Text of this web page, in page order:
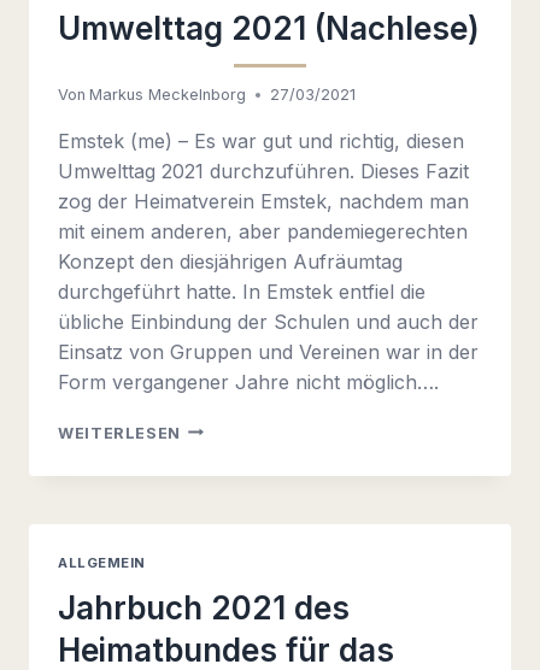
Umwelttag 2021 (Nachlese)
Von Markus Meckelnborg 27/03/2021
Emstek (me) – Es war gut und richtig, diesen
Umwelttag 2021 durchzuführen. Dieses Fazit
zog der Heimatverein Emstek, nachdem man
mit einem anderen, aber pandemiegerechten
Konzept den diesjährigen Aufräumtag
durchgeführt hatte. In Emstek entfiel die
übliche Einbindung der Schulen und auch der
Einsatz von Gruppen und Vereinen war in der
Form vergangener Jahre nicht möglich….
WEITERLESEN UMWELTTAG
(NACHLESE)
ALLGEMEIN
Jahrbuch 2021 des
Heimatbundes für das